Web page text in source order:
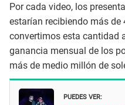
Por cada video, los
estarían recibiendo más de
convertimos esta cantidad
ganancia mensual de los
más de medio millón de
PUEDES VER: